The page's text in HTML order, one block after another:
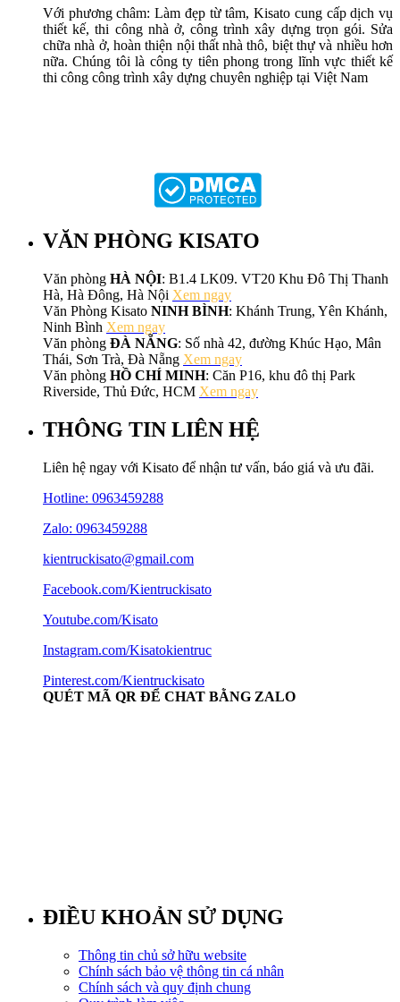
Với phương châm: Làm đẹp từ tâm, Kisato cung cấp dịch vụ
thiết kế, thi công nhà ở, công trình xây dựng trọn gói. Sửa
chữa nhà ở, hoàn thiện nội thất nhà thô, biệt thự và nhiều hơn
nữa. Chúng tôi là công ty tiên phong trong lĩnh vực thiết kế
thi công công trình xây dựng chuyên nghiệp tại Việt Nam
VĂN PHÒNG KISATO
Văn phòng HÀ NỘI: B1.4 LK09. VT20 Khu Đô Thị Thanh
Hà, Hà Đông, Hà Nội Xem ngay
Văn Phòng Kisato NINH BÌNH: Khánh Trung, Yên Khánh,
Ninh Bình Xem ngay
Văn phòng ĐÀ NẴNG: Số nhà 42, đường Khúc Hạo, Mân
Thái, Sơn Trà, Đà Nẵng Xem ngay
Văn phòng HỒ CHÍ MINH: Căn P16, khu đô thị Park
Riverside, Thủ Đức, HCM Xem ngay
THÔNG TIN LIÊN HỆ
Liên hệ ngay với Kisato để nhận tư vấn, báo giá và ưu đãi.
Hotline: 0963459288
Zalo: 0963459288
kientruckisato@gmail.com
Facebook.com/Kientruckisato
Youtube.com/Kisato
Instagram.com/Kisatokientruc
Pinterest.com/Kientruckisato
QUÉT MÃ QR ĐỂ CHAT BẰNG ZALO
ĐIỀU KHOẢN SỬ DỤNG
Thông tin chủ sở hữu website
Chính sách bảo vệ thông tin cá nhân
Chính sách và quy định chung